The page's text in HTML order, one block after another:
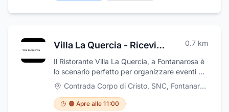
Villa La Quercia - Ricevimenti e Ristorante 0.7 km
Il Ristorante Villa La Quercia, a Fontanarosa è
lo scenario perfetto per organizzare eventi e
cerimonie. Immersa nella Verde Irpinia, Villa
La Quercia è la scelta ideale per
l'organizzazione di eventi di ogni tipo:
Contrada Corpo di Cristo, SNC, Fontanarosa
🟠 Apre alle 11:00